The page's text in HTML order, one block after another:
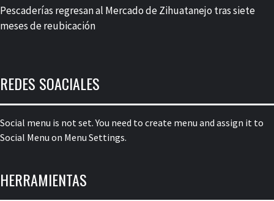
Pescaderías regresan al Mercado de Zihuatanejo tras siete
meses de reubicación
REDES SOACIALES
Social menu is not set. You need to create menu and assign it to
Social Menu on Menu Settings.
HERRAMIENTAS